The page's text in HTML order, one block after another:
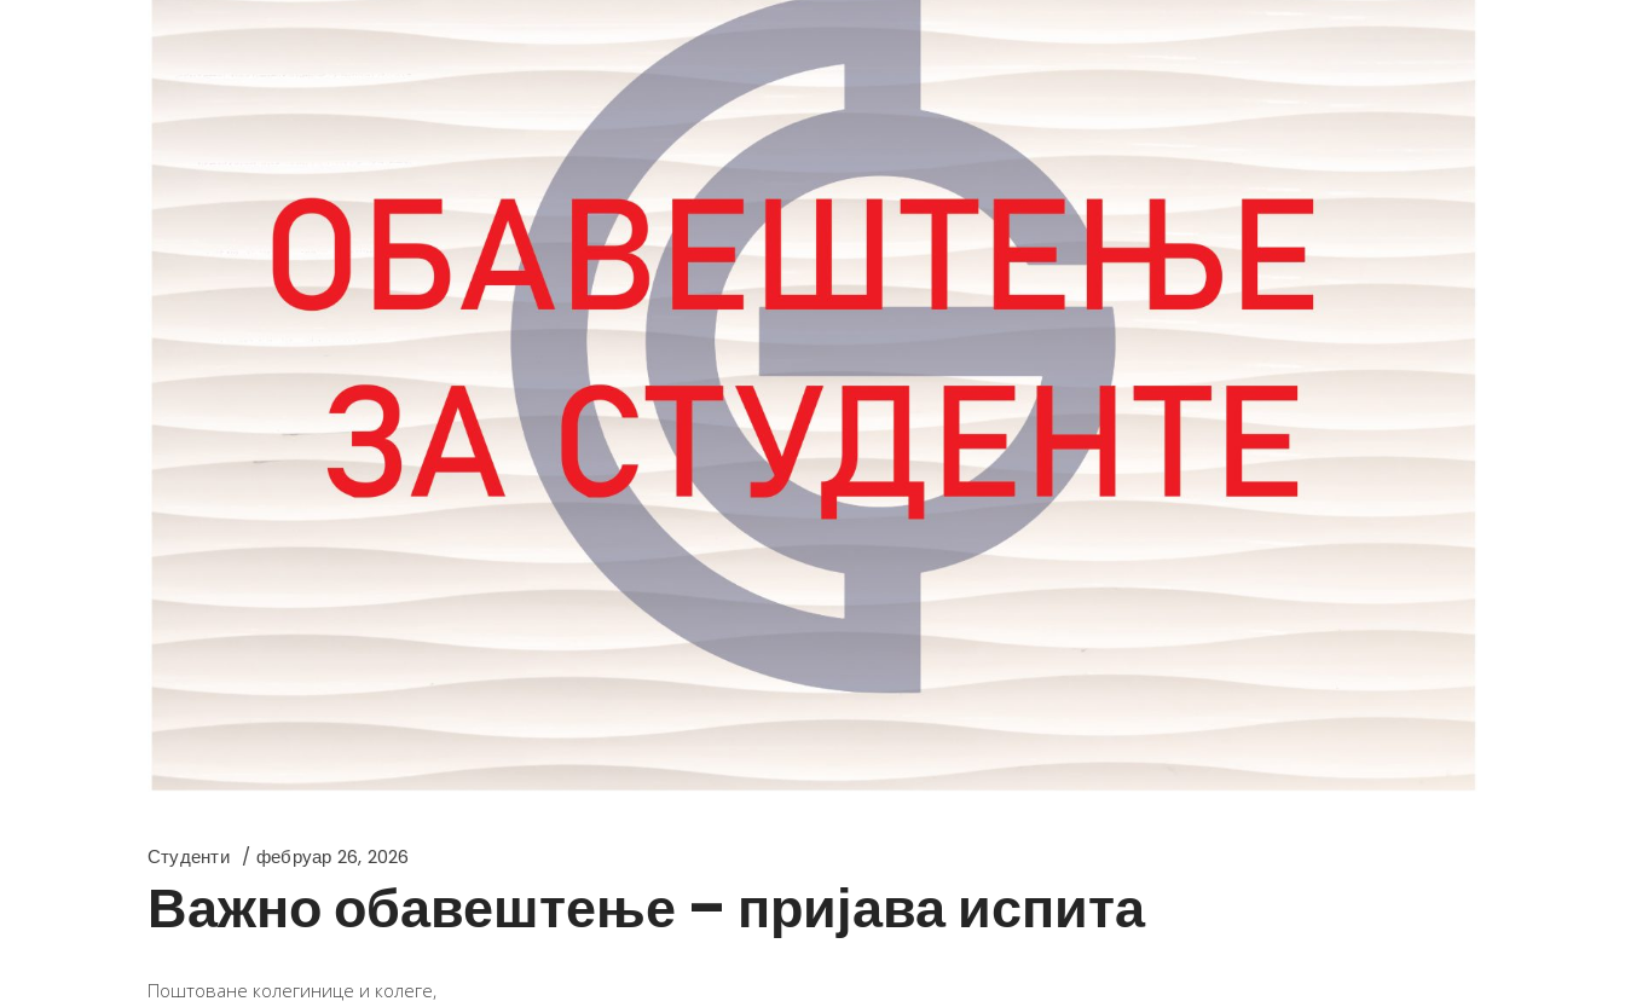
Студенти фебруар 26, 2026
Важно обавештење – пријава испита
Поштоване колегинице и колеге,